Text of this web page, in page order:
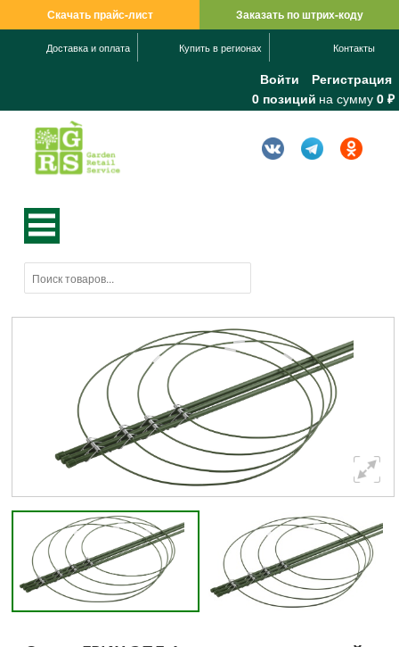
Скачать прайс-лист Заказать по штрих-коду
Доставка и оплата Купить в регионах Контакты
Войти
Регистрация
0 позиций на сумму 0 ₽